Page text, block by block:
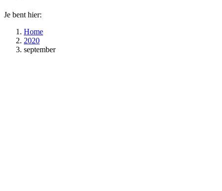
Je bent hier:
Home
2020
september